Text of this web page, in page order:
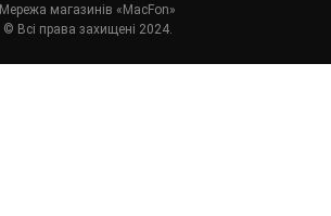
Мережа магазинів «MacFon»
© Всі права захищені 2024.